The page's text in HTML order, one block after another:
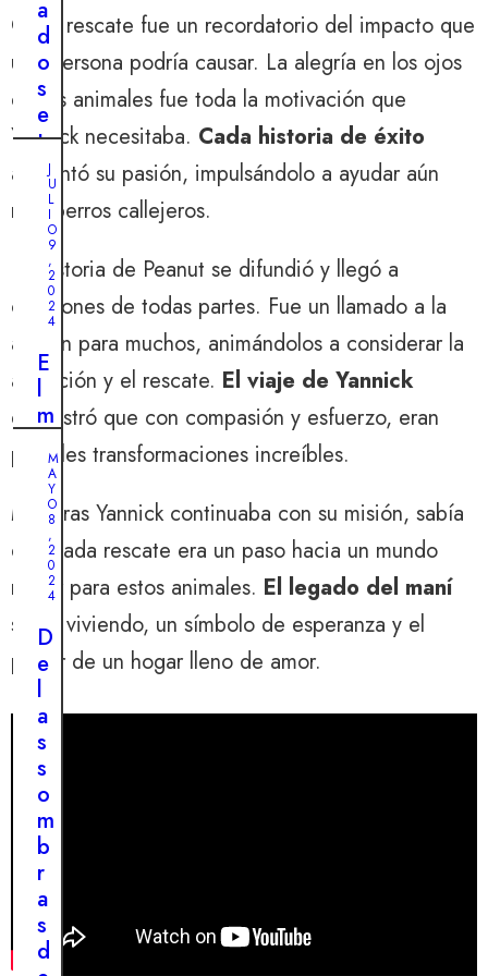
Cada rescate fue un recordatorio del impacto que
una persona podría causar. La alegría en los ojos
de los animales fue toda la motivación que
Yannick necesitaba. Cada historia de éxito
alimentó su pasión, impulsándolo a ayudar aún
más perros callejeros.
La historia de Peanut se difundió y llegó a
corazones de todas partes. Fue un llamado a la
acción para muchos, animándolos a considerar la
adopción y el rescate. El viaje de Yannick
demostró que con compasión y esfuerzo, eran
posibles transformaciones increíbles.
Mientras Yannick continuaba con su misión, sabía
que cada rescate era un paso hacia un mundo
mejor para estos animales. El legado del maní
sigue viviendo, un símbolo de esperanza y el
poder de un hogar lleno de amor.
a
d
o
s
e
t
n
o
m
a
d
e
p
u
é
d
u
n
i
n
e
s
p
e
r
a
d
o
e
J
U
L
I
O
9
,
2
0
2
4
E
l
m
m
e
n
t
o
d
e
l
a
c
o
l
a
d
e
u
n
M
A
Y
O
8
,
2
0
2
4
D
e
l
a
s
s
o
m
b
r
a
s
d